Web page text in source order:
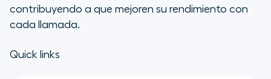
contribuyendo a que mejoren su rendimiento con
cada llamada.
Quick links